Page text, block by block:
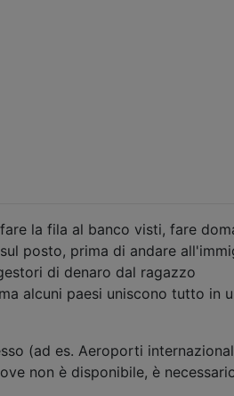
la fila al banco visti, fare
posto, prima di andare
di denaro dal ragazzo
alcuni paesi uniscono tutto in
(ad es. Aeroporti
non è disponibile, è